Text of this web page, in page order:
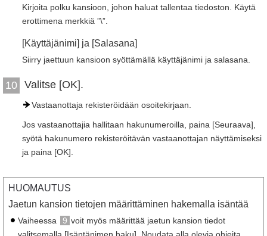
Kirjoita polku kansioon, johon haluat tallentaa tiedoston. Käytä
erottimena merkkiä ”\”.
[Käyttäjänimi] ja [Salasana]
Siirry jaettuun kansioon syöttämällä käyttäjänimi ja salasana.
10 Valitse [OK].
Vastaanottaja rekisteröidään osoitekirjaan.
Jos vastaanottajia hallitaan hakunumeroilla, paina [Seuraava],
syötä hakunumero rekisteröitävän vastaanottajan näyttämiseksi
ja paina [OK].
HUOMAUTUS
Jaetun kansion tietojen määrittäminen hakemalla isäntää
Vaiheessa 9 voit myös määrittää jaetun kansion tiedot